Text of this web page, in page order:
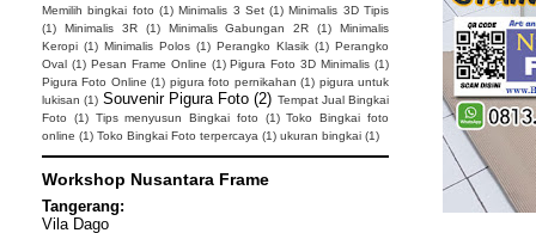
Memilih bingkai foto (1) Minimalis 3 Set (1) Minimalis 3D Tipis
(1)
Minimalis 3R (1) Minimalis Gabungan 2R (1)
Minimalis
Keropi (1) Minimalis Polos (1) Perangko Klasik (1) Perangko
Oval (1) Pesan Frame Online (1) Pigura Foto 3D Minimalis (1)
Pigura Foto Online (1) pigura foto pernikahan (1) pigura untuk
lukisan (1) Souvenir Pigura Foto (2) Tempat Jual Bingkai
Foto
(1) Tips menyusun Bingkai foto (1) Toko Bingkai foto
online (1) Toko Bingkai Foto terpercaya (1) ukuran bingkai (1)
Workshop Nusantara Frame
Tangerang:
Vila Dago